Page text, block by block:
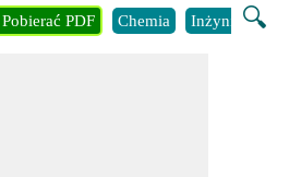
🔍
Pobierać PDF Chemia Inżynieria